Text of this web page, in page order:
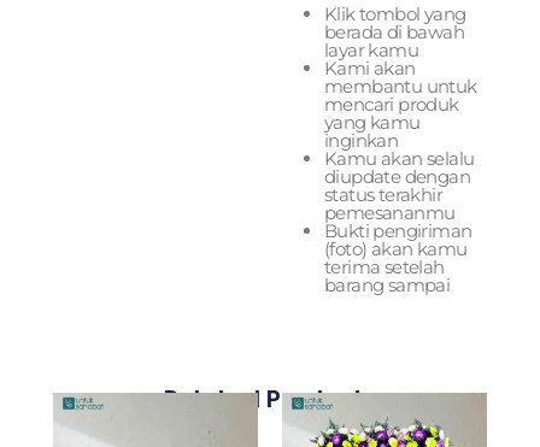
Klik tombol yang
berada di bawah
layar kamu
Kami akan
membantu untuk
mencari produk
yang kamu
inginkan
Kamu akan selalu
diupdate dengan
status terakhir
pemesananmu
Bukti pengiriman
(foto) akan kamu
terima setelah
barang sampai
Related Products